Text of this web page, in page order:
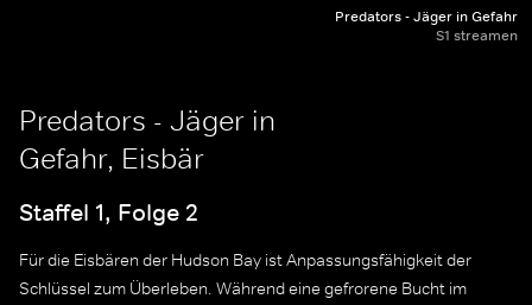
Predators - Jäger in Gefahr
S1 streamen
Predators - Jäger in
Gefahr, Eisbär
Staffel 1, Folge 2
Für die Eisbären der Hudson Bay ist Anpassungsfähigkeit der
Schlüssel zum Überleben. Während eine gefrorene Bucht im